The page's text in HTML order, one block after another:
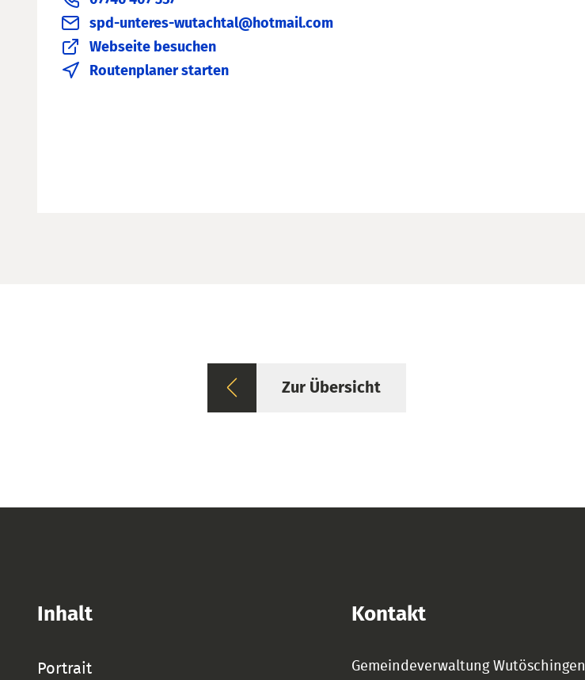
spd-unteres-wutachtal@hotmail.com
Webseite besuchen
Routenplaner starten
Zur Übersicht
Inhalt
Portrait
Kontakt
Gemeindeverwaltung Wutöschingen